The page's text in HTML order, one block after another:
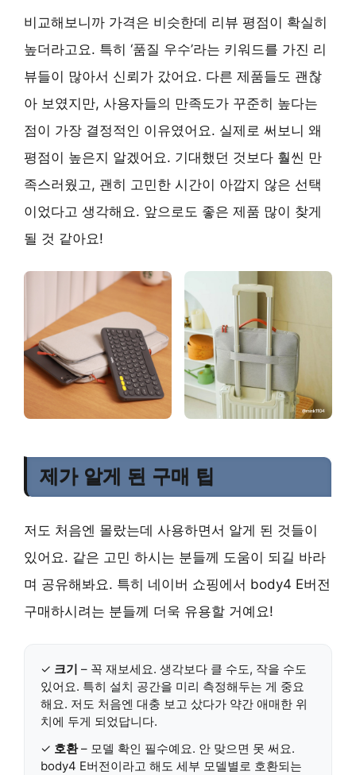
비교해보니까 가격은 비슷한데 리뷰 평점이 확실히
높더라고요. 특히 ‘품질 우수’라는 키워드를 가진 리
뷰들이 많아서 신뢰가 갔어요. 다른 제품들도 괜찮
아 보였지만, 사용자들의 만족도가 꾸준히 높다는
점이 가장 결정적인 이유였어요. 실제로 써보니 왜
평점이 높은지 알겠어요. 기대했던 것보다 훨씬 만
족스러웠고, 괜히 고민한 시간이 아깝지 않은 선택
이었다고 생각해요. 앞으로도 좋은 제품 많이 찾게
될 것 같아요!
제가 알게 된 구매 팁
저도 처음엔 몰랐는데 사용하면서 알게 된 것들이
있어요. 같은 고민 하시는 분들께 도움이 되길 바라
며 공유해봐요. 특히 네이버 쇼핑에서 body4 E버전
구매하시려는 분들께 더욱 유용할 거예요!
✓ 크기 – 꼭 재보세요. 생각보다 클 수도, 작을 수도
있어요. 특히 설치 공간을 미리 측정해두는 게 중요
해요. 저도 처음엔 대충 보고 샀다가 약간 애매한 위
치에 두게 되었답니다.
✓ 호환– 모델 확인 필수예요. 안 맞으면 못 써요.
body4 E버전이라고 해도 세부 모델별로 호환되는